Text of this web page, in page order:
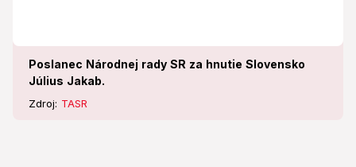
Poslanec Národnej rady SR za hnutie Slovensko
Július Jakab.
Zdroj: TASR